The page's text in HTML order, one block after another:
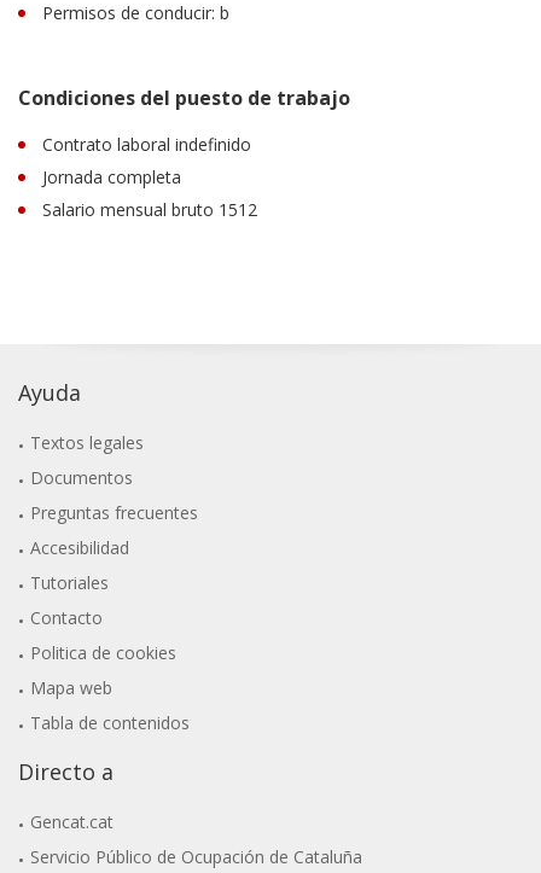
Permisos de conducir: b
Condiciones del puesto de trabajo
Contrato laboral indefinido
Jornada completa
Salario mensual bruto 1512
Ayuda
Textos legales
Documentos
Preguntas frecuentes
Accesibilidad
Tutoriales
Contacto
Politica de cookies
Mapa web
Tabla de contenidos
Directo a
Gencat.cat
Servicio Público de Ocupación de Cataluña